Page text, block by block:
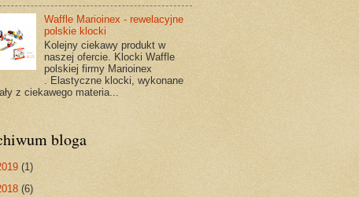
Waffle Marioinex - rewelacyjne
polskie klocki
Kolejny ciekawy produkt w
naszej ofercie. Klocki Waffle
polskiej firmy Marioinex
. Elastyczne klocki, wykonane
z ciekawego materia...
bloga
(1)
(6)